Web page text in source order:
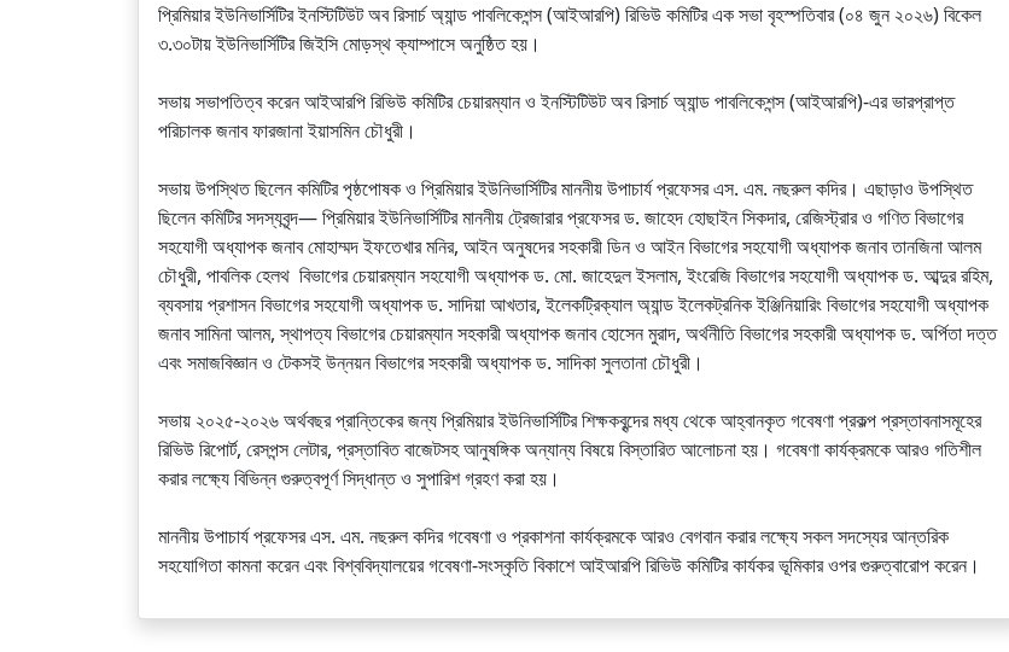
প্রিমিয়ার ইউনিভার্সিটির ইনস্টিটিউট অব রিসার্চ অ্যান্ড পাবলিকেশন্স (আইআরপি) রিভিউ কমিটির এক সভা বৃহস্পতিবার (০৪ জুন ২০২৬) বিকেল
৩.৩০টায় ইউনিভার্সিটির জিইসি মোড়স্থ ক্যাম্পাসে অনুষ্ঠিত হয়।
সভায় সভাপতিত্ব করেন আইআরপি রিভিউ কমিটির চেয়ারম্যান ও ইনস্টিটিউট অব রিসার্চ অ্যান্ড পাবলিকেশন্স (আইআরপি)-এর ভারপ্রাপ্ত
পরিচালক জনাব ফারজানা ইয়াসমিন চৌধুরী।
সভায় উপস্থিত ছিলেন কমিটির পৃষ্ঠপোষক ও প্রিমিয়ার ইউনিভার্সিটির মাননীয় উপাচার্য প্রফেসর এস. এম. নছরুল কদির। এছাড়াও উপস্থিত
ছিলেন কমিটির সদস্যবৃন্দ— প্রিমিয়ার ইউনিভার্সিটির মাননীয় ট্রেজারার প্রফেসর ড. জাহেদ হোছাইন সিকদার, রেজিস্ট্রার ও গণিত বিভাগের
সহযোগী অধ্যাপক জনাব মোহাম্মদ ইফতেখার মনির, আইন অনুষদের সহকারী ডিন ও আইন বিভাগের সহযোগী অধ্যাপক জনাব তানজিনা আলম
চৌধুরী, পাবলিক হেলথ বিভাগের চেয়ারম্যান সহযোগী অধ্যাপক ড. মো. জাহেদুল ইসলাম, ইংরেজি বিভাগের সহযোগী অধ্যাপক ড. আব্দুর রহিম,
ব্যবসায় প্রশাসন বিভাগের সহযোগী অধ্যাপক ড. সাদিয়া আখতার, ইলেকট্রিক্যাল অ্যান্ড ইলেকট্রনিক ইঞ্জিনিয়ারিং বিভাগের সহযোগী অধ্যাপক
জনাব সামিনা আলম, স্থাপত্য বিভাগের চেয়ারম্যান সহকারী অধ্যাপক জনাব হোসেন মুরাদ, অর্থনীতি বিভাগের সহকারী অধ্যাপক ড. অর্পিতা দত্ত
এবং সমাজবিজ্ঞান ও টেকসই উন্নয়ন বিভাগের সহকারী অধ্যাপক ড. সাদিকা সুলতানা চৌধুরী।
সভায় ২০২৫-২০২৬ অর্থবছর প্রান্তিকের জন্য প্রিমিয়ার ইউনিভার্সিটির শিক্ষকবৃন্দের মধ্য থেকে আহ্বানকৃত গবেষণা প্রকল্প প্রস্তাবনাসমূহের
রিভিউ রিপোর্ট, রেসপন্স লেটার, প্রস্তাবিত বাজেটসহ আনুষঙ্গিক অন্যান্য বিষয়ে বিস্তারিত আলোচনা হয়। গবেষণা কার্যক্রমকে আরও গতিশীল
করার লক্ষ্যে বিভিন্ন গুরুত্বপূর্ণ সিদ্ধান্ত ও সুপারিশ গ্রহণ করা হয়।
মাননীয় উপাচার্য প্রফেসর এস. এম. নছরুল কদির গবেষণা ও প্রকাশনা কার্যক্রমকে আরও বেগবান করার লক্ষ্যে সকল সদস্যের আন্তরিক
সহযোগিতা কামনা করেন এবং বিশ্ববিদ্যালয়ের গবেষণা-সংস্কৃতি বিকাশে আইআরপি রিভিউ কমিটির কার্যকর ভূমিকার ওপর গুরুত্বারোপ করেন।